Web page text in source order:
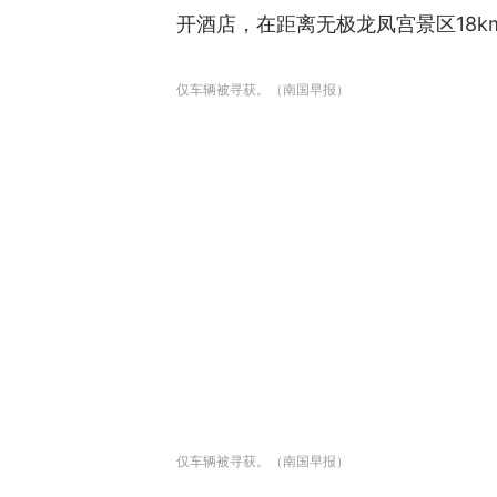
开酒店，在距离无极龙凤宫景区
仅车辆被寻获。（南国早报）
仅车辆被寻获。（南国早报）